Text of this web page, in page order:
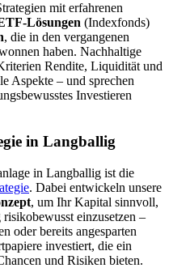
mit erfahrenen
Lösungen (Indexfonds)
, die in den vergangenen
haben. Nachhaltige
Rendite, Liquidität und
Aspekte – und sprechen
Investieren
in Langballig
in Langballig ist die
. Dabei entwickeln unsere
, um Ihr Kapital sinnvoll,
einzusetzen –
oder bereits angesparten
investiert, die ein
und Risiken bieten.